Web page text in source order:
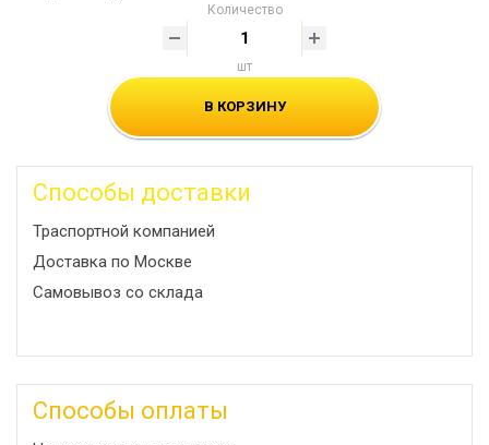
Количество
шт
В КОРЗИНУ
Способы доставки
Траспортной компанией
Доставка по Москве
Самовывоз со склада
Способы оплаты